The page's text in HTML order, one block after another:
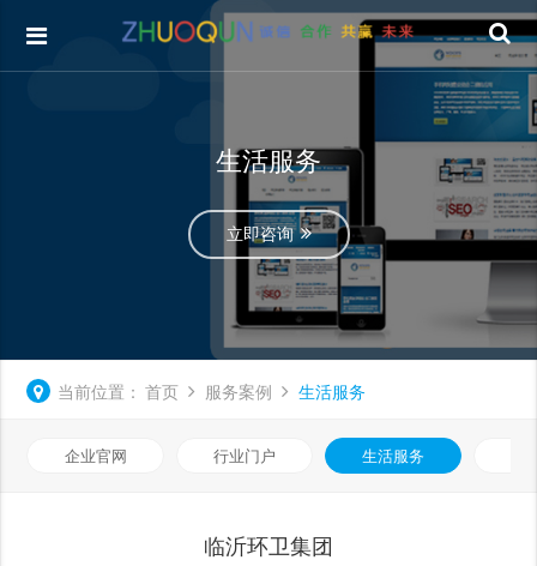
生活服务
立即咨询
当前位置： 首页 服务案例 生活服务
企业官网 行业门户 生活服务
临沂环卫集团